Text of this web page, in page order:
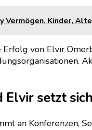
Vermögen, Kinder,
Erfolg von Elvir
Elvir setzt
an Konferenzen,